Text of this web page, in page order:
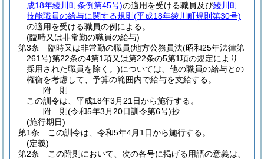
成18年綾川町条例第45号)の適用を受ける職員及び綾川町
技能職員の給与に関する規則 (平成18年綾川町規則第30号)
の適用を受ける職員の例による。
(臨時又は非常勤の職員の給与)
第3条
臨時又は非常勤の職員(地方公務員法(昭和25年法律第
261号)第22条の4第1項又は第22条の5第1項の規定により
採用された職員を除く。)については、他の職員の給与との
権衡を考慮して、予算の範囲内で給与を支給する。
附 則
この訓令は、平成18年3月21日から施行する。
附 則(令和5年3月20日訓令第6号)抄
(施行期日)
第1条
この訓令は、令和5年4月1日から施行する。
(定義)
第2条
この附則において、次の各号に掲げる用語の意義は、